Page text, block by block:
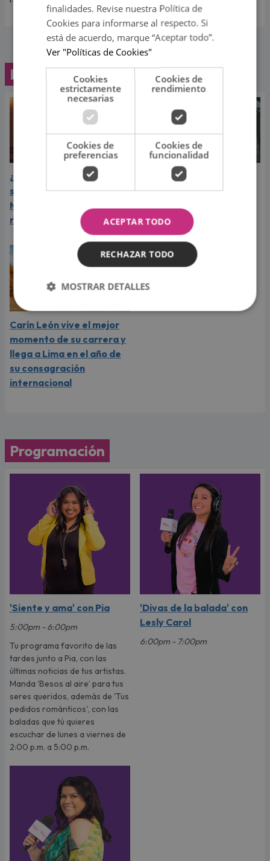
Lo último
¿Greeicy espera a su
segundo hijo? Video de
Mike Bahía desata
rumores
Laura Pausini reveló cuál
de sus éxitos es su
favorito y sorprendió a
sus seguidores
Carín León vive el mejor
momento de su carrera y
llega a Lima en el año de
su consagración
internacional
Programación
'Siente y ama' con Pia
5:00pm - 6:00pm
Tu programa favorito de las
tardes junto a Pia, con las
últimas noticias de tus artistas.
Manda ‘Besos al aire’ para tus
seres queridos, además de 'Tus
pedidos románticos', con las
baladas que tú quieres
escuchar de lunes a viernes de
2:00 p.m. a 5:00 p.m.
'Divas de la balada' con
Lesly Carol
6:00pm - 7:00pm
finalidades. Revise nuestra Política de
Cookies para informarse al respecto. Si
está de acuerdo, marque “Aceptar todo”.
Ver "Políticas de Cookies"
Cookies
estrictamente
necesarias
Cookies de
rendimiento
Cookies de
preferencias
Cookies de
funcionalidad
ACEPTAR TODO
RECHAZAR TODO
MOSTRAR DETALLES